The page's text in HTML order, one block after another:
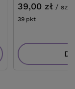
39,00 zł / szt.
39 pktpunktów